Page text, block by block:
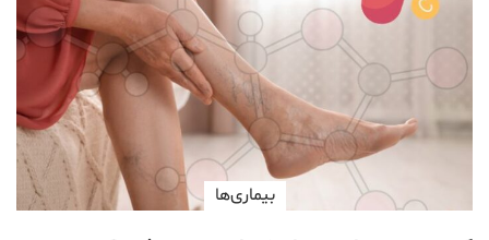
بیماری‌ها